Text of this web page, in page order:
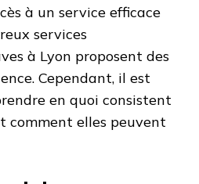
à un service efficace
services
à Lyon proposent des
Cependant, il est
en quoi consistent
comment elles peuvent